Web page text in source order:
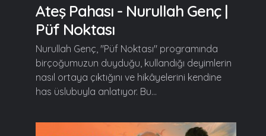
Ateş Pahası - Nurullah Genç |
Püf Noktası
Nurullah Genç, "Püf Noktası" programında
birçoğumuzun duyduğu, kullandığı deyimlerin
nasıl ortaya çıktığını ve hikâyelerini kendine
has üslubuyla anlatıyor. Bu...